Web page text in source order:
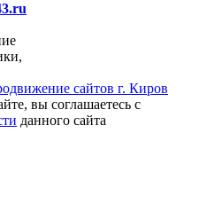
вы соглашаетесь с
данного сайта